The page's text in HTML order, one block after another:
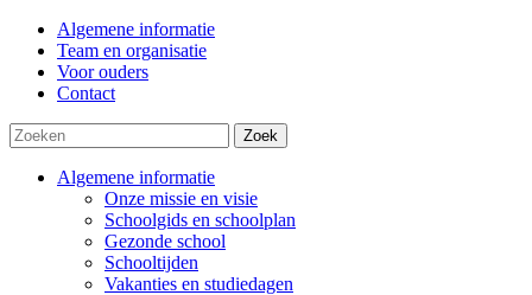
Algemene informatie
Team en organisatie
Voor ouders
Contact
Zoek
Algemene informatie
Onze missie en visie
Schoolgids en schoolplan
Gezonde school
Schooltijden
Vakanties en studiedagen